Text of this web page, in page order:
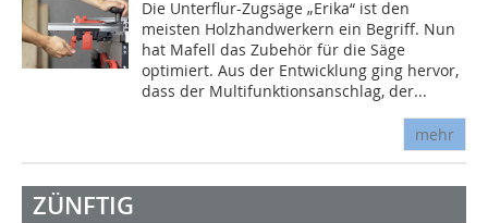
Die Unterflur-Zugsäge „Erika“ ist den
meisten Holzhandwerkern ein Begriff. Nun
hat Mafell das Zubehör für die Säge
optimiert. Aus der Entwicklung ging hervor,
dass der Multifunktionsanschlag, der...
mehr
ZÜNFTIG